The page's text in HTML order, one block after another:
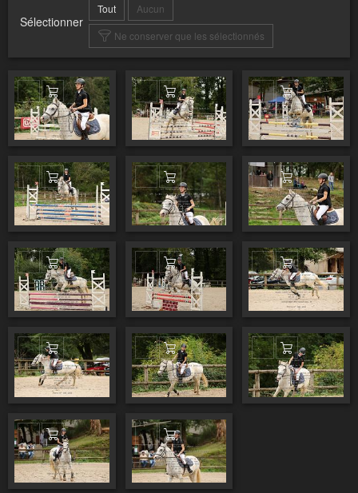
Sélectionner
Tout
Aucun
Ne conserver que les sélectionnés
Ajouter au panier Ajouter au panier Ajouter au
Ajouter au panier Ajouter au panier Ajouter au
Ajouter au panier Ajouter au panier Ajouter au
Ajouter au panier Ajouter au panier Ajouter au
Ajouter au panier Ajouter au panier